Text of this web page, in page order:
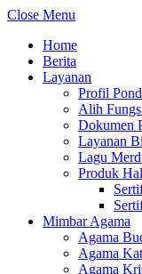
Close Menu
Home
Berita
Layanan
Profil
Alih
Dokumen
Layanan
Lagu
Produk
Mimbar Agama
Agama
Agama
Agama